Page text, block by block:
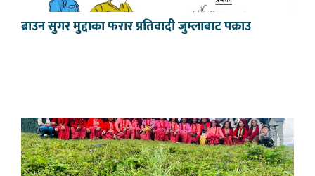
ब्राउन सुगर मुद्दाका फरार प्रतिवादी जुम्लाबाट पक्राउ